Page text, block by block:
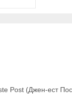
Post (Джен-ест